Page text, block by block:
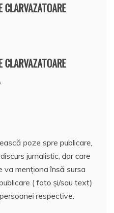
poze spre publicare,
jurnalistic, dar care
va menționa însă sursa
( foto și/sau text)
respective.